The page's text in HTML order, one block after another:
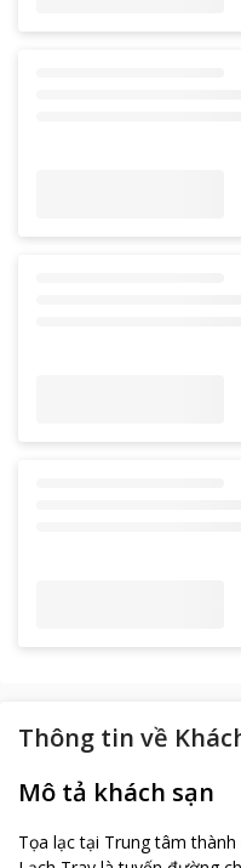
Thông tin về
Mô tả khách sạn
Tọa lạc tại Trung tâm